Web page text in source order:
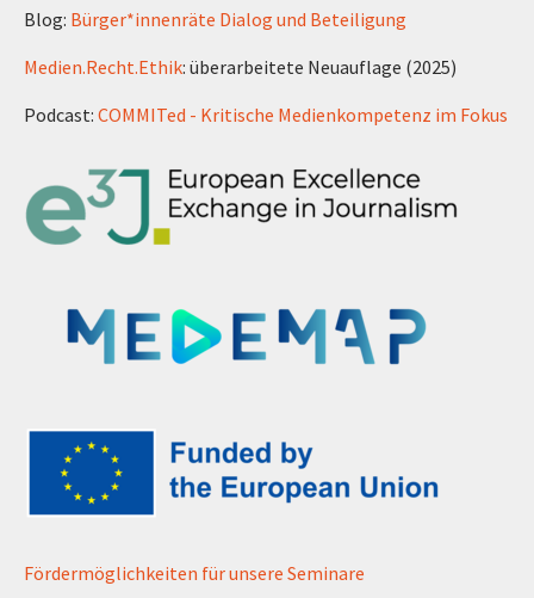
Blog: Bürger*innenräte Dialog und Beteiligung
Medien.Recht.Ethik: überarbeitete Neuauflage (2025)
Podcast: COMMITed - Kritische Medienkompetenz im Fokus
Fördermöglichkeiten für unsere Seminare